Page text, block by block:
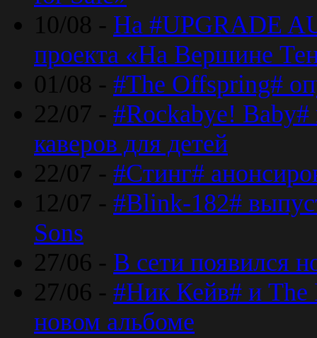
10/08 - На #UPGRADE
проекта «На Вершине
01/08 - #The Offspring#
22/07 - #Rockabye!
каверов для детей
22/07 - #Стинг#
12/07 - #Blink-182#
Sons
27/06 - В сети появился
27/06 - #Ник Кейв# и The
новом альбоме